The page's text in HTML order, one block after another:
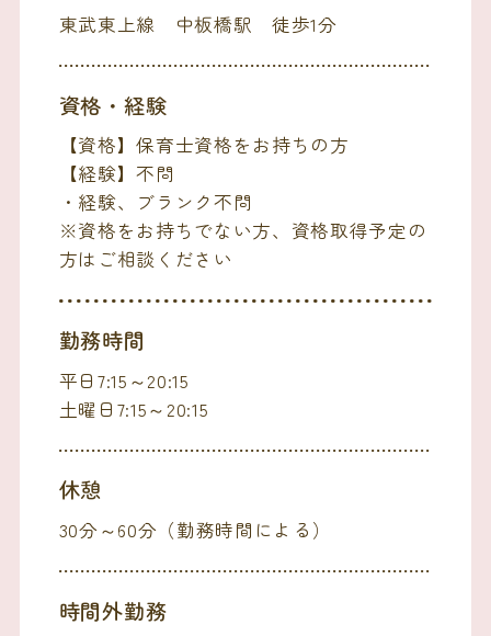
東武東上線 中板橋駅 徒歩1分
資格・経験
【資格】保育士資格をお持ちの方
【経験】不問
・経験、ブランク不問
※資格をお持ちでない方、資格取得予定の
方はご相談ください
勤務時間
平日7:15～20:15
土曜日7:15～20:15
休憩
30分～60分（勤務時間による）
時間外勤務